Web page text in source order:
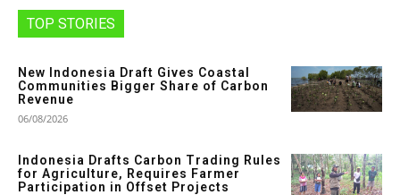
TOP STORIES
New Indonesia Draft Gives Coastal
Communities Bigger Share of Carbon
Revenue
06/08/2026
Indonesia Drafts Carbon Trading Rules
for Agriculture, Requires Farmer
Participation in Offset Projects